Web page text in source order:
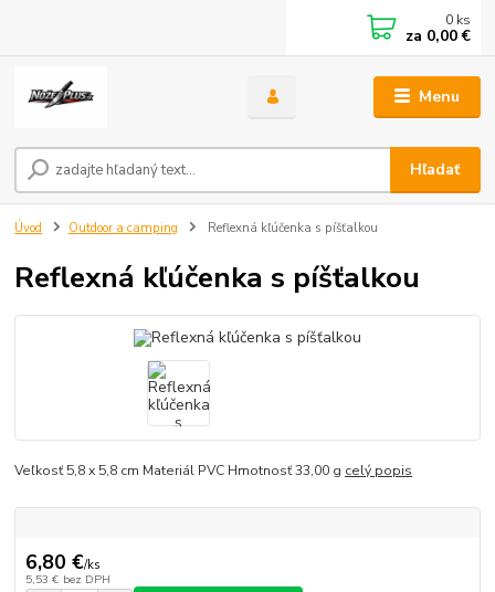
Menu
Hľadať
0 ks
za 0,00 €
Úvod Outdoor a camping Reflexná kľúčenka s píšťalkou
Reflexná kľúčenka s píšťalkou
Veľkosť 5,8 x 5,8 cm Materiál PVC Hmotnosť 33,00 g celý popis
6,80 €/ks
5,53 € bez DPH